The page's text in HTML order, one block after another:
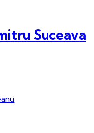
Suceava